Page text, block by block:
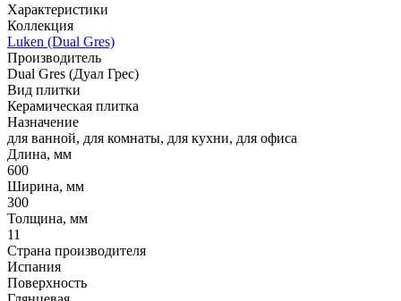
Характеристики
Коллекция
Luken (Dual Gres)
Производитель
Dual Gres (Дуал Грес)
Вид плитки
Керамическая плитка
Назначение
для ванной, для комнаты, для кухни, для офиса
Длина, мм
600
Ширина, мм
300
Толщина, мм
11
Страна производителя
Испания
Поверхность